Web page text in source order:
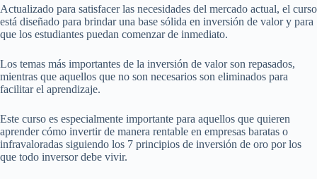
Actualizado para satisfacer las necesidades del mercado actual, el curso
está diseñado para brindar una base sólida en inversión de valor y para
que los estudiantes puedan comenzar de inmediato.
Los temas más importantes de la inversión de valor son repasados,
mientras que aquellos que no son necesarios son eliminados para
facilitar el aprendizaje.
Este curso es especialmente importante para aquellos que quieren
aprender cómo invertir de manera rentable en empresas baratas o
infravaloradas siguiendo los 7 principios de inversión de oro por los
que todo inversor debe vivir.